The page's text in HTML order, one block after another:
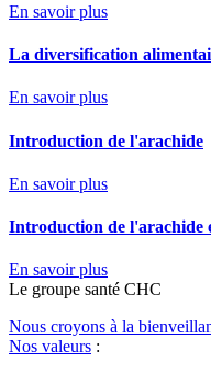
En savoir plus
La diversification
En savoir plus
Introduction de l'arachide
En savoir plus
Introduction de l'arachide
En savoir plus
Le groupe santé CHC
Nous croyons à la
Nos valeurs :